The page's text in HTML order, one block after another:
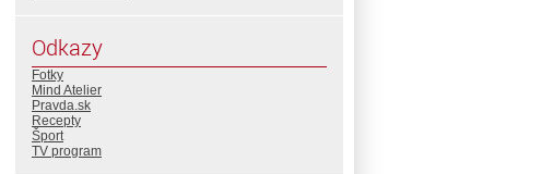
Odkazy
Fotky
Mind Atelier
Pravda.sk
Recepty
Šport
TV program